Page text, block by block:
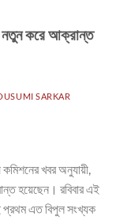
নতুন করে আক্রান্ত
SARKAR
কমিশনের খবর অনুযায়ী,
হয়েছেন। রবিবার এই
প্রথম এত বিপুল সংখ্যক